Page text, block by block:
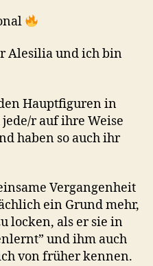
Alesilia und ich bin
Hauptfiguren in
r auf ihre Weise
haben so auch ihr
Vergangenheit
ein Grund mehr,
locken, als er sie in
und ihm auch
von früher kennen.